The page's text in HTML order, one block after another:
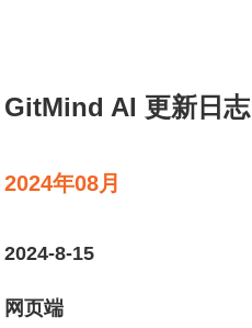
GitMind AI 更新日志
2024年08月
2024-8-15
网页端